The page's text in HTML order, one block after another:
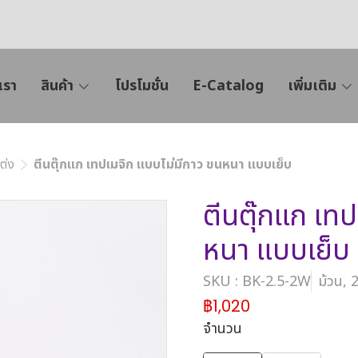
า สินค้า โปรโมชั่น E-Catalog เพิ่มเติม
ง ตีนตุ๊กแก เทปเมจิก แบบไม่มีกาว ขนหนา แบบเย็บ
ตีนตุ๊กแก เท
หนา แบบเย็บ
SKU : BK-2.5-2W ม้วน,
฿1,020
จำนวน